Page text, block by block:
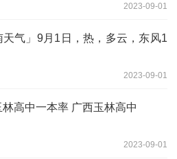
2023-09-01
天气」9月1日，热，多云，东风1
2023-09-01
林高中一本率 广西玉林高中
2023-09-01